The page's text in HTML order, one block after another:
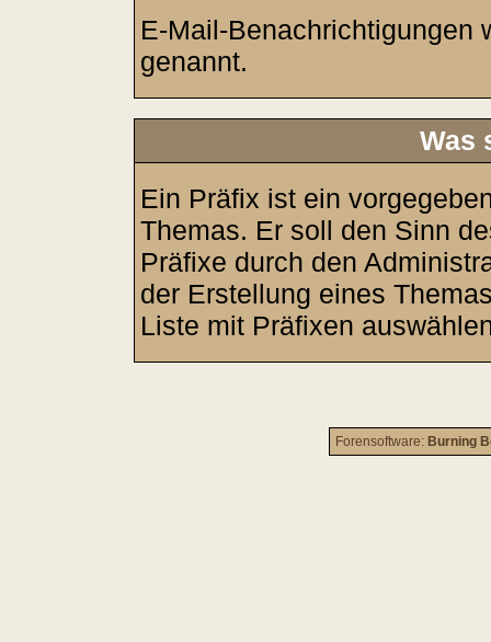
E-Mail-Benachrichtigungen
genannt.
Was
Ein Präfix ist ein
Themas. Er soll den Sinn
Präfixe durch den
der Erstellung eines
Liste mit Präfixen
Forensoftware: Burning